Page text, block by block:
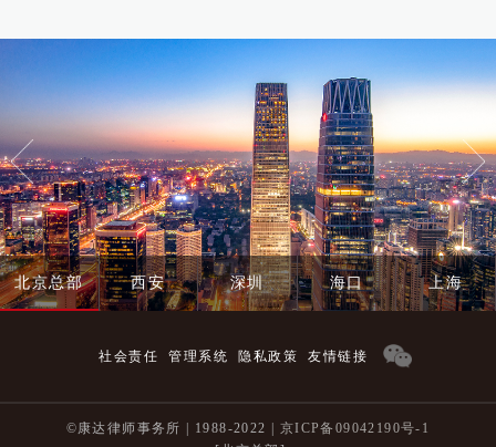
北京总部 西安 深圳 海口 上海
社会责任 管理系统 隐私政策 友情链接
©康达律师事务所 | 1988-2022 | 京ICP备09042190号-1